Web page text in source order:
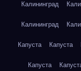
Калининград
Калининград
Капуста Капуста
Капуста